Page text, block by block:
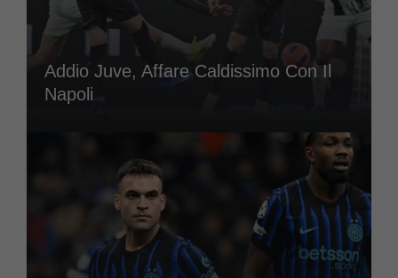
Addio Juve, Affare Caldissimo Con Il
Napoli